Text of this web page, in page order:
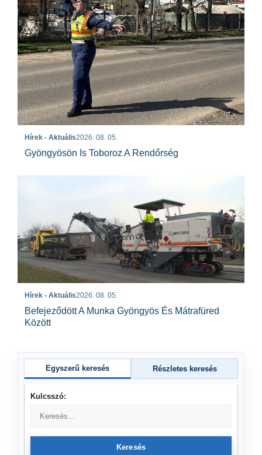
Hírek - Aktuális2026. 08. 05.
Gyöngyösön Is Toboroz A Rendőrség
Hírek - Aktuális2026. 08. 05.
Befejeződött A Munka Gyöngyös És Mátrafüred
Között
Egyszerű keresés Részletes keresés
Kulcsszó:
Keresés